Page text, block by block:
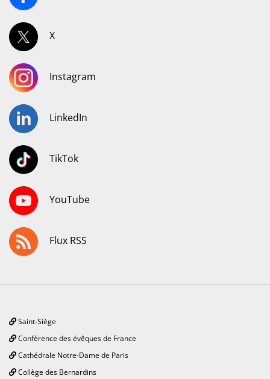
X
Instagram
LinkedIn
TikTok
YouTube
Flux RSS
Saint-Siège
Conférence des évêques de France
Cathédrale Notre-Dame de Paris
Collège des Bernardins